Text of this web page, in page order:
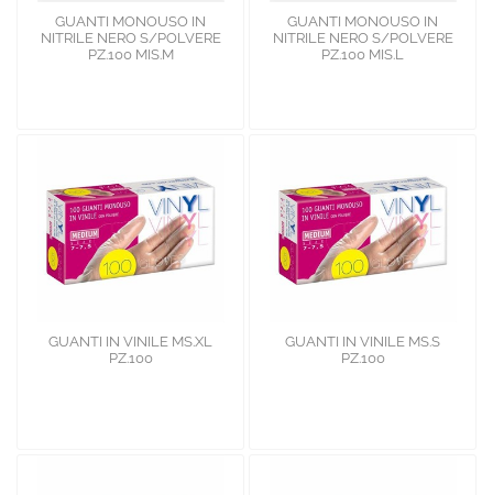
GUANTI MONOUSO IN
NITRILE NERO S/POLVERE
PZ.100 MIS.M
GUANTI MONOUSO IN
NITRILE NERO S/POLVERE
PZ.100 MIS.L
GUANTI IN VINILE MS.XL
PZ.100
GUANTI IN VINILE MS.S
PZ.100